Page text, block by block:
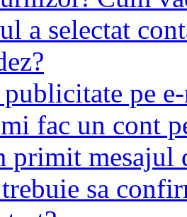
a selectat
publicitate pe
fac un cont
primit mesajul
sa